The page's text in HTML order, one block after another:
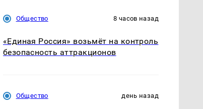
Общество 8 часов назад
«Единая Россия» возьмёт на контроль
безопасность аттракционов
Общество день назад